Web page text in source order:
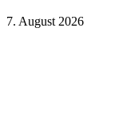
7. August 2026